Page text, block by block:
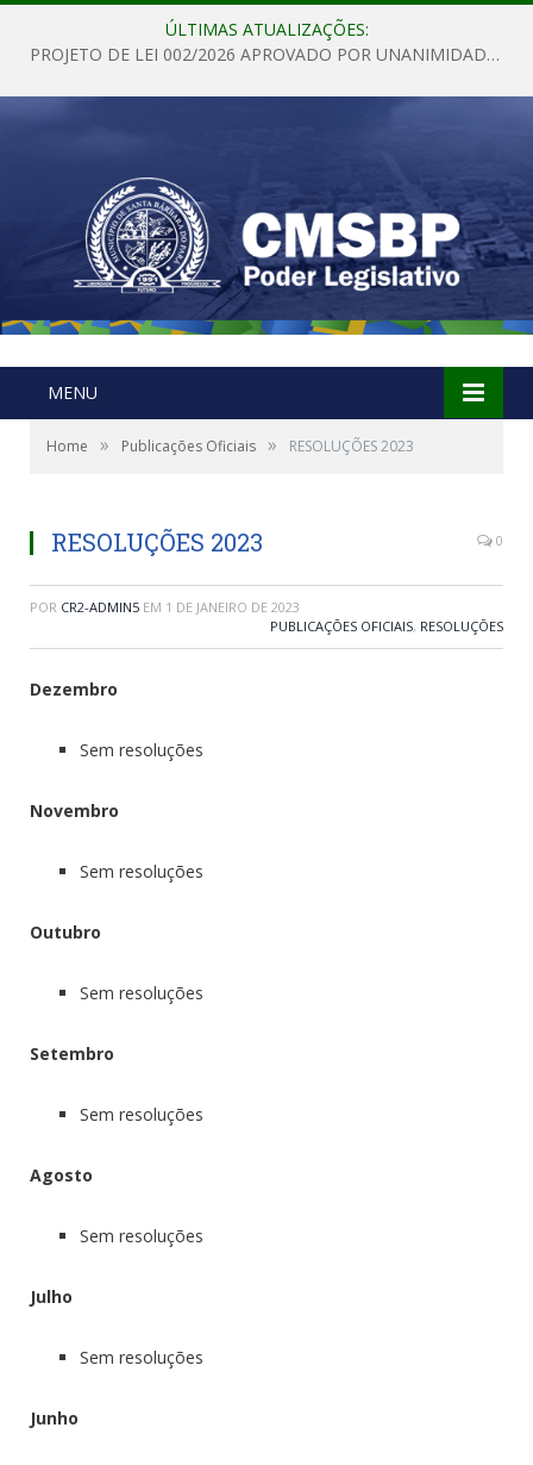
ÚLTIMAS ATUALIZAÇÕES:
PROJETO DE LEI 002/2026 APROVADO POR UNANIMIDADE EM SESSÃO ORDINÁRIA NESTA QUINTA – FEIRA 28 DE MAIO DE 2026
MENU
Home » Publicações Oficiais » RESOLUÇÕES 2023
RESOLUÇÕES 2023 0
POR CR2-ADMIN5 EM 1 DE JANEIRO DE 2023
PUBLICAÇÕES OFICIAIS, RESOLUÇÕES
Dezembro
Sem resoluções
Novembro
Sem resoluções
Outubro
Sem resoluções
Setembro
Sem resoluções
Agosto
Sem resoluções
Julho
Sem resoluções
Junho